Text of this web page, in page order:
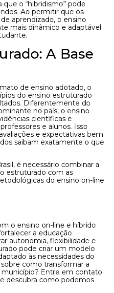
que o “hibridismo” pode
Ao permitir que os
aprendizado, o ensino
mais dinâmico e adaptável
A Base
de ensino adotado, o
do ensino estruturado
Diferentemente do
no país, o ensino
científicas e
e alunos. Isso
e expectativas bem
saibam exatamente o que
é necessário combinar a
estruturado com as
do ensino on-line
o ensino on-line e híbrido
a educação
autonomia, flexibilidade e
pode criar um modelo
às necessidades do
como transformar a
Entre em contato
e descubra como podemos